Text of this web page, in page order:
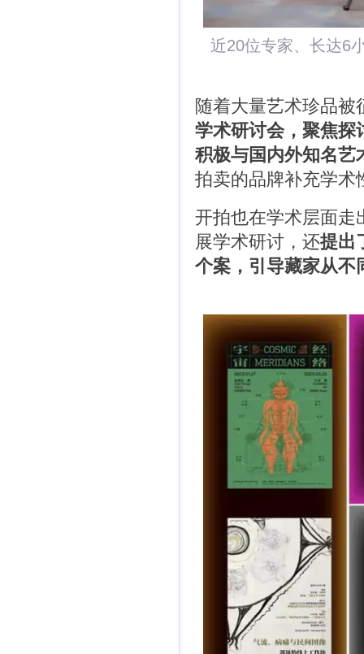
近20位专家、长达6
随着大量艺术珍品被
学术研讨会，聚焦探
积极与国内外知名艺
拍卖的品牌补充学术
开拍也在学术层面走
展学术研讨，还提出
个案，引导藏家从不